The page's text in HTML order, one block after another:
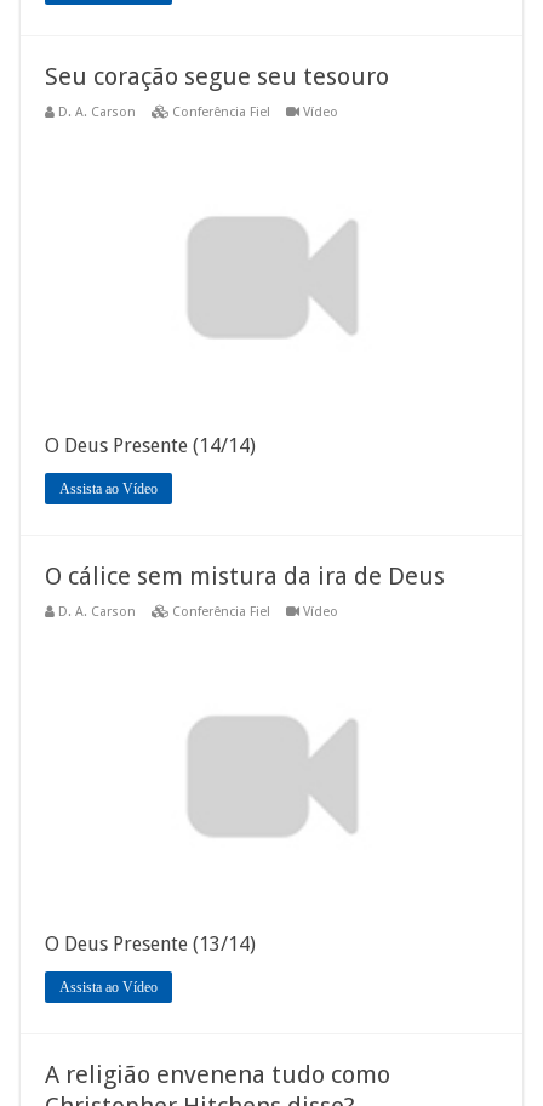
Seu coração segue seu tesouro
D. A. Carson Conferência Fiel Vídeo
O Deus Presente (14/14)
Assista ao Vídeo
O cálice sem mistura da ira de Deus
D. A. Carson Conferência Fiel Vídeo
O Deus Presente (13/14)
Assista ao Vídeo
A religião envenena tudo como